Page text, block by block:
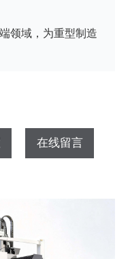
领域，为重型制造
在线留言